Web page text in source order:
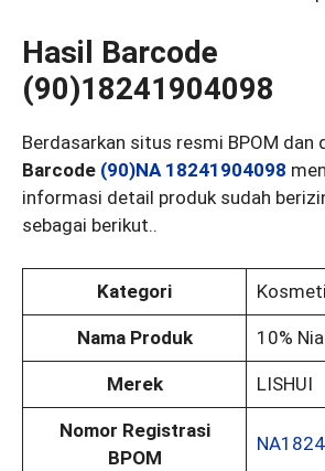
Hasil Barcode
(90)18241904098
Berdasarkan situs resmi BPOM dan
Barcode (90)NA 18241904098
informasi detail produk sudah
sebagai berikut..
Kategori
Nama Produk 10%
Merek LISHUI
Nomor Registrasi
BPOM